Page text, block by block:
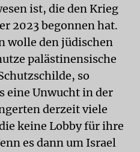
ist, die den Krieg
2023 begonnen hat.
wolle den jüdischen
palästinensische
so
eine Unwucht in der
derzeit viele
keine Lobby für ihre
es dann um Israel